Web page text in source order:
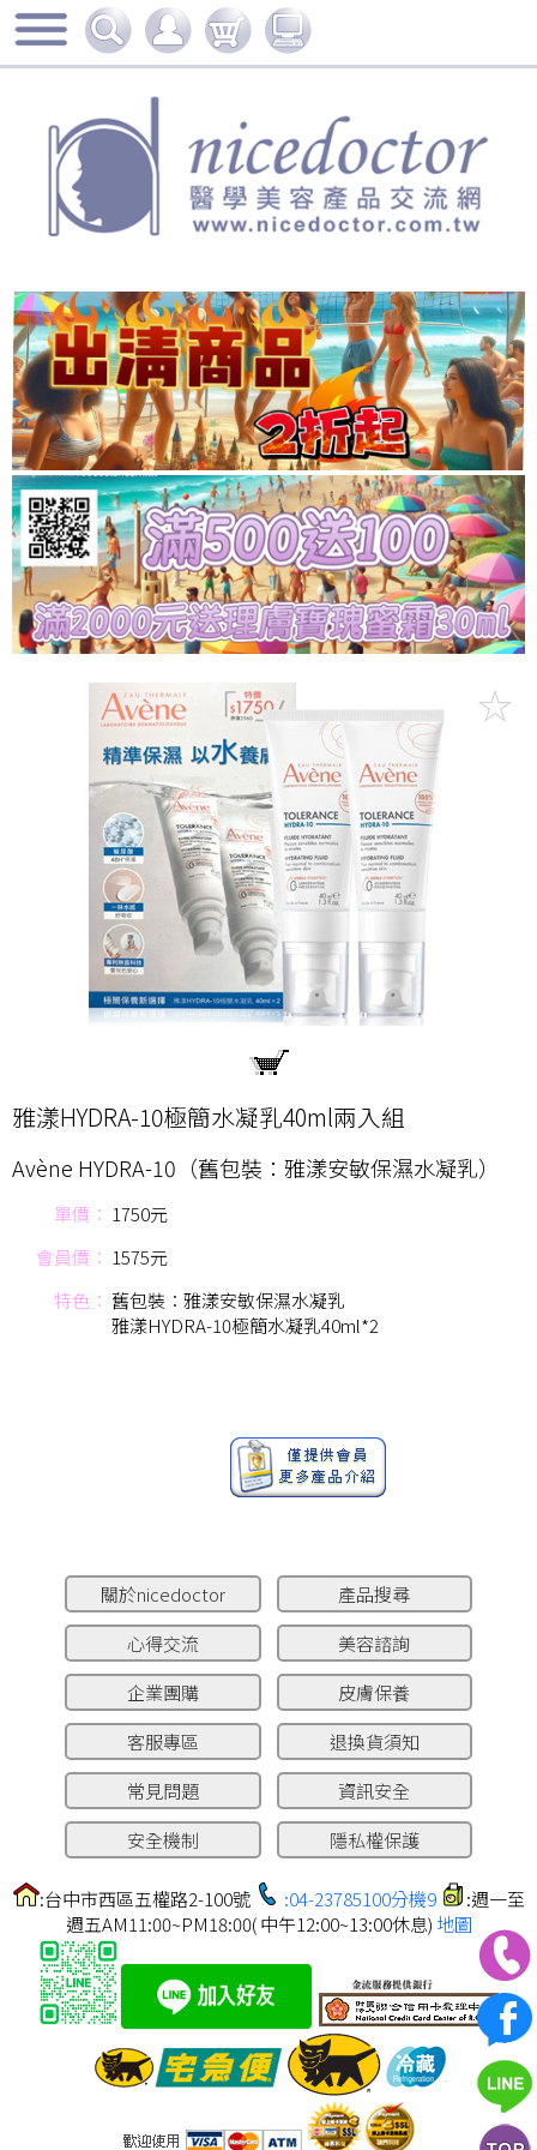
雅漾HYDRA-10極簡水凝乳40ml兩入組
Avène HYDRA-10（舊包裝：雅漾安敏保濕水凝乳）
單價： 1750元
會員價： 1575元
特色： 舊包裝：雅漾安敏保濕水凝乳
雅漾HYDRA-10極簡水凝乳40ml*2
關於nicedoctor
產品搜尋
心得交流
美容諮詢
企業團購
皮膚保養
客服專區
退換貨須知
常見問題
資訊安全
安全機制
隱私權保護
:台中市西區五權路2-100號 :04-23785100分機9
:週一至
週五AM11:00~PM18:00( 中午12:00~13:00休息) 地圖